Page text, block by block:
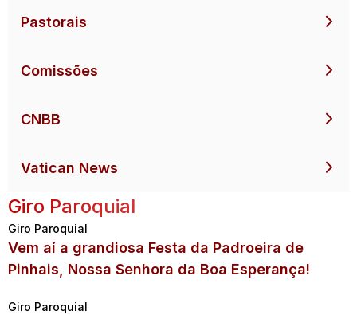
Pastorais
Comissões
CNBB
Vatican News
Giro Paroquial
Giro Paroquial
Vem aí a grandiosa Festa da Padroeira de
Pinhais, Nossa Senhora da Boa Esperança!
Giro Paroquial